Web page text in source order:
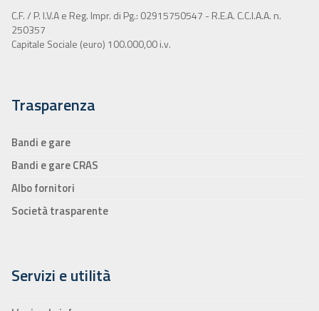
C.F. / P. I.V.A e Reg. Impr. di Pg.: 02915750547 - R.E.A. C.C.I.A.A. n.
250357
Capitale Sociale (euro) 100.000,00 i.v.
Trasparenza
Bandi e gare
Bandi e gare CRAS
Albo fornitori
Società trasparente
Servizi e utilità